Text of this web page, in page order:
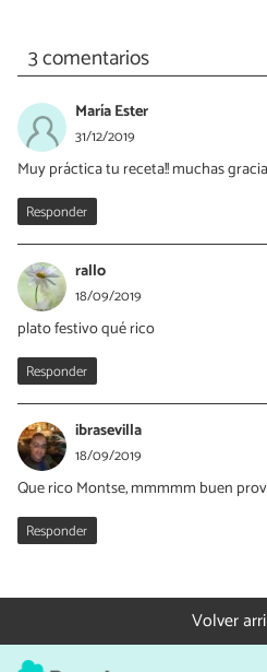
3 comentarios
María Ester
31/12/2019
Muy práctica tu receta!! muchas
Responder
rallo
18/09/2019
plato festivo qué rico
Responder
ibrasevilla
18/09/2019
Que rico Montse, mmmmm buen
Responder
Volver